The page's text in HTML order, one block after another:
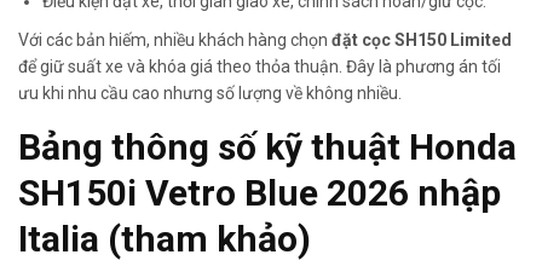
Với các bản hiếm, nhiều khách hàng chọn đặt cọc SH150 Limited
để giữ suất xe và khóa giá theo thỏa thuận. Đây là phương án tối
ưu khi nhu cầu cao nhưng số lượng về không nhiều.
Bảng thông số kỹ thuật Honda
SH150i Vetro Blue 2026 nhập
Italia (tham khảo)